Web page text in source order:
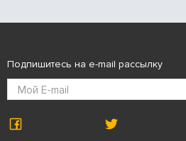
Подпишитесь на e-mail рассылку